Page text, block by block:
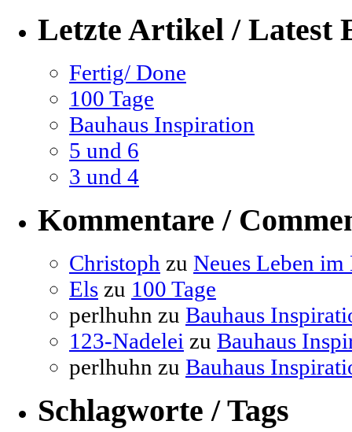
Letzte Artikel / Latest
Fertig/ Done
100 Tage
Bauhaus Inspiration
5 und 6
3 und 4
Kommentare /
Christoph zu Neues Leben
Els zu 100 Tage
perlhuhn zu Bauhaus
123-Nadelei zu Bauhaus
perlhuhn zu Bauhaus
Schlagworte / Tags